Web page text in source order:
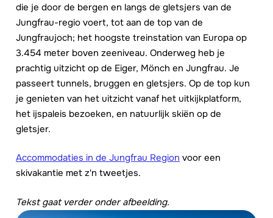
die je door de bergen en langs de gletsjers van de
Jungfrau-regio voert, tot aan de top van de
Jungfraujoch; het hoogste treinstation van Europa op
3.454 meter boven zeeniveau. Onderweg heb je
prachtig uitzicht op de Eiger, Mönch en Jungfrau. Je
passeert tunnels, bruggen en gletsjers. Op de top kun
je genieten van het uitzicht vanaf het uitkijkplatform,
het ijspaleis bezoeken, en natuurlijk skiën op de
gletsjer.
Accommodaties in de Jungfrau Region voor een
skivakantie met z'n tweetjes.
Tekst gaat verder onder afbeelding.